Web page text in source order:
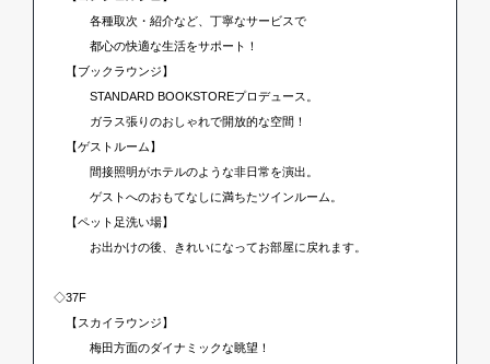
各種取次・紹介など、丁寧なサービスで
都心の快適な生活をサポート！
【ブックラウンジ】
STANDARD BOOKSTOREプロデュース。
ガラス張りのおしゃれで開放的な空間！
【ゲストルーム】
間接照明がホテルのような非日常を演出。
ゲストへのおもてなしに満ちたツインルーム。
【ペット足洗い場】
お出かけの後、きれいになってお部屋に戻れます。
◇37F
【スカイラウンジ】
梅田方面のダイナミックな眺望！